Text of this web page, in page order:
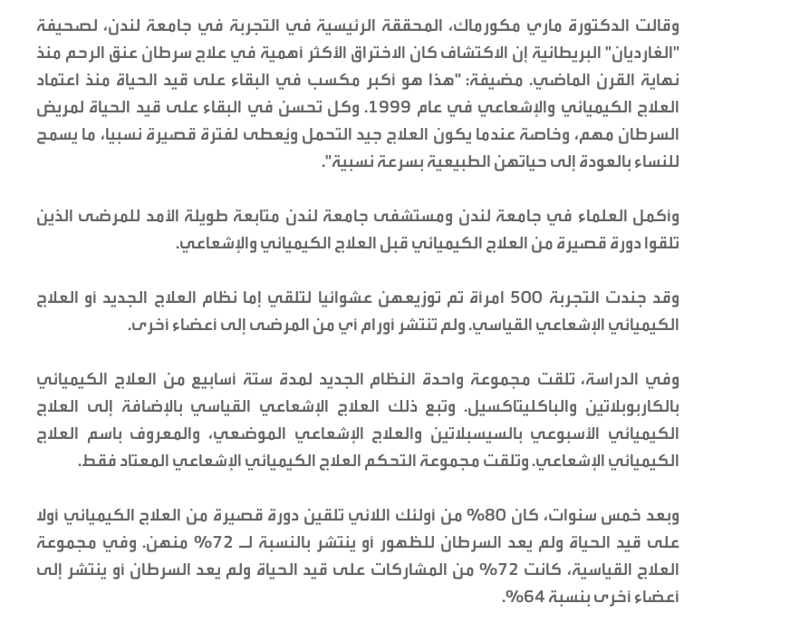
وقالت الدكتورة ماري مكورماك، المحققة الرئيسية في التجربة في جامعة لندن، لصحيفة
"الغارديان" البريطانية إن الاكتشاف كان الاختراق الأكثر أهمية في علاج سرطان عنق الرحم منذ
نهاية القرن الماضي. مضيفة: "هذا هو أكبر مكسب في البقاء على قيد الحياة منذ اعتماد
العلاج الكيميائي والإشعاعي في عام 1999. وكل تحسن في البقاء على قيد الحياة لمريض
السرطان مهم، وخاصة عندما يكون العلاج جيد التحمل ويُعطى لفترة قصيرة نسبيا، ما يسمح
للنساء بالعودة إلى حياتهن الطبيعية بسرعة نسبية".
وأكمل العلماء في جامعة لندن ومستشفى جامعة لندن متابعة طويلة الأمد للمرضى الذين
تلقوا دورة قصيرة من العلاج الكيميائي قبل العلاج الكيميائي والإشعاعي.
وقد جندت التجربة 500 امرأة تم توزيعهن عشوائيا لتلقي إما نظام العلاج الجديد أو العلاج
الكيميائي الإشعاعي القياسي. ولم تنتشر أورام أي من المرضى إلى أعضاء أخرى.
وفي الدراسة، تلقت مجموعة واحدة النظام الجديد لمدة ستة أسابيع من العلاج الكيميائي
بالكاربوبلاتين والباكليتاكسيل. وتبع ذلك العلاج الإشعاعي القياسي بالإضافة إلى العلاج
الكيميائي الأسبوعي بالسيسبلاتين والعلاج الإشعاعي الموضعي، والمعروف باسم العلاج
الكيميائي الإشعاعي. وتلقت مجموعة التحكم العلاج الكيميائي الإشعاعي المعتاد فقط.
وبعد خمس سنوات، كان 80% من أولئك اللائي تلقين دورة قصيرة من العلاج الكيميائي أولا
على قيد الحياة ولم يعد السرطان للظهور أو ينتشر بالنسبة لـ 72% منهن. وفي مجموعة
العلاج القياسية، كانت 72% من المشاركات على قيد الحياة ولم يعد السرطان أو ينتشر إلى
أعضاء أخرى بنسبة 64%.